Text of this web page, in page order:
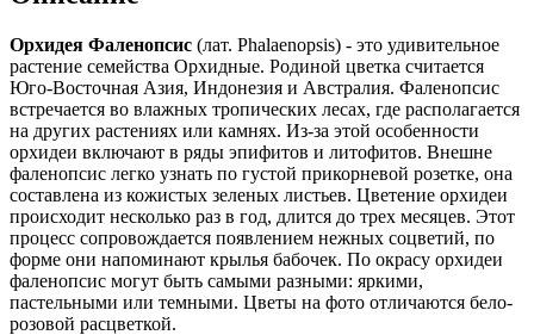
Орхидея Фаленопсис (лат. Phalaenopsis) - это удивительное
растение семейства Орхидные. Родиной цветка считается
Юго-Восточная Азия, Индонезия и Австралия. Фаленопсис
встречается во влажных тропических лесах, где располагается
на других растениях или камнях. Из-за этой особенности
орхидеи включают в ряды эпифитов и литофитов. Внешне
фаленопсис легко узнать по густой прикорневой розетке, она
составлена из кожистых зеленых листьев. Цветение орхидеи
происходит несколько раз в год, длится до трех месяцев. Этот
процесс сопровождается появлением нежных соцветий, по
форме они напоминают крылья бабочек. По окрасу орхидеи
фаленопсис могут быть самыми разными: яркими,
пастельными или темными. Цветы на фото отличаются бело-
розовой расцветкой.